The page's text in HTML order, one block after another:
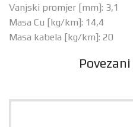
Vanjski promjer [mm]: 3,1
Masa Cu [kg/km]: 14,4
Masa kabela [kg/km]: 20